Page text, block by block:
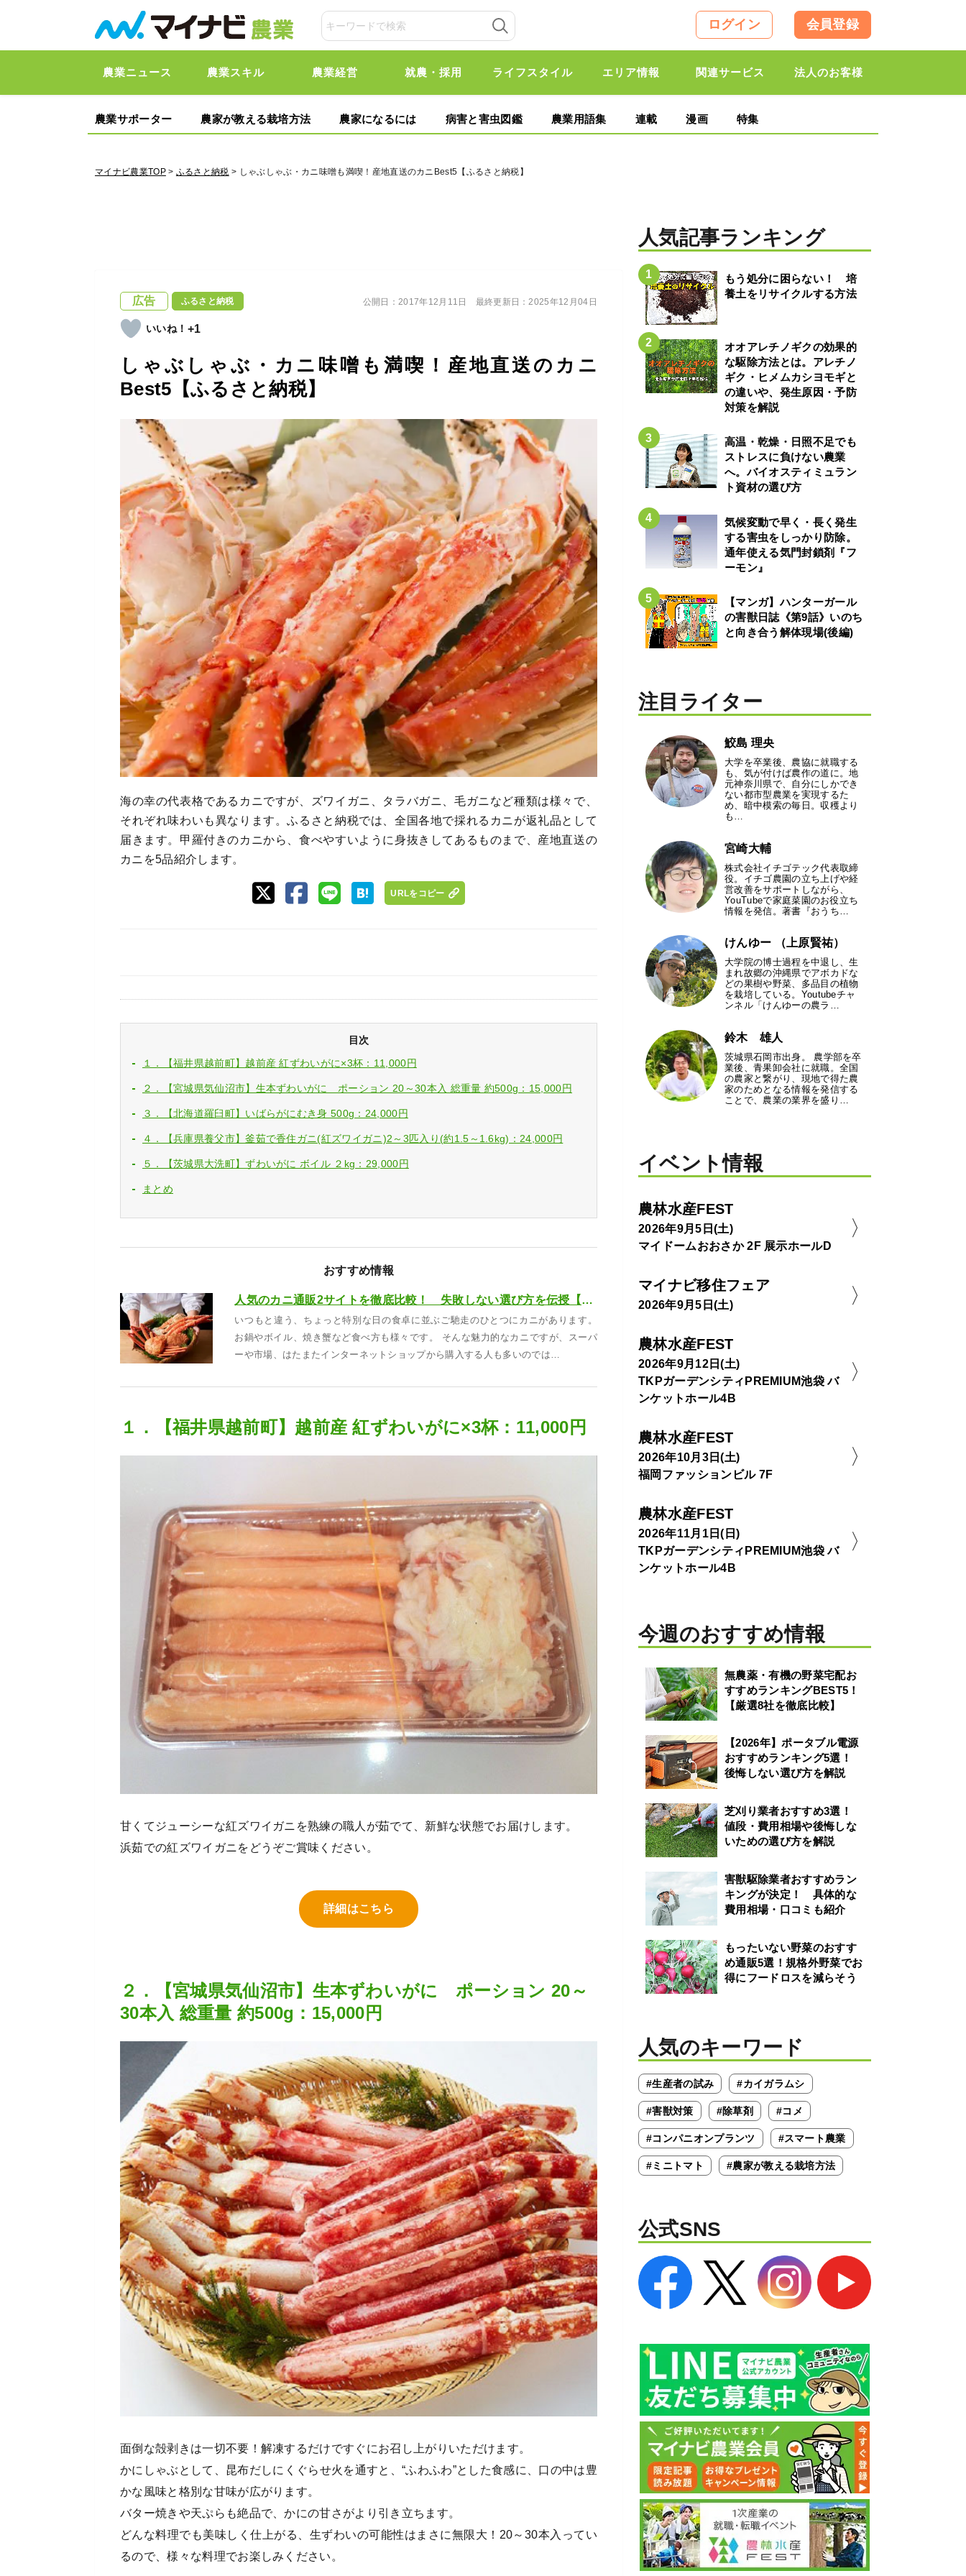
ログイン 会員登録
農業ニュース 農業スキル 農業経営 就農・採用 ライフスタイル エリア情報 関連サービス 法人のお客様
農業サポーター 農家が教える栽培方法 農家になるには 病害と害虫図鑑 農業用語集 連載 漫画 特集
マイナビ農業TOP> ふるさと納税 > しゃぶしゃぶ・カニ味噌も満喫！産地直送のカニBest5【ふるさと納税】
広告 ふるさと納税
+1
しゃぶしゃぶ・カニ味噌も満喫！産地直送のカニ
Best5【ふるさと納税】
公開日：2017年12月11日 最終更新日：2025年12月04日
海の幸の代表格であるカニですが、ズワイガニ、タラバガニ、毛ガニなど種類は様々で、
それぞれ味わいも異なります。ふるさと納税では、全国各地で採れるカニが返礼品として
届きます。甲羅付きのカニから、食べやすいように身抜きしてあるものまで、産地直送の
カニを5品紹介します。
URLをコピー
目次
１．【福井県越前町】越前産 紅ずわいがに×3杯：11,000円
２．【宮城県気仙沼市】生本ずわいがに ポーション 20～30本入 総重量 約500g：15,000円
３．【北海道羅臼町】いばらがにむき身 500g：24,000円
４．【兵庫県養父市】釜茹で香住ガニ(紅ズワイガニ)2～3匹入り(約1.5～1.6kg)：24,000円
５．【茨城県大洗町】ずわいがに ボイル ２kg：29,000円
まとめ
おすすめ情報
人気のカニ通販2サイトを徹底比較！ 失敗しない選び方を伝授【2026年更新】
いつもと違う、ちょっと特別な日の食卓に並ぶご馳走のひとつにカニがあります。
お鍋やボイル、焼き蟹など食べ方も様々です。 そんな魅力的なカニですが、スーパ
ーや市場、はたまたインターネットショップから購入する人も多いのでは…
１．【福井県越前町】越前産 紅ずわいがに×3杯：11,000円
甘くてジューシーな紅ズワイガニを熟練の職人が茹でて、新鮮な状態でお届けします。
浜茹での紅ズワイガニをどうぞご賞味ください。
詳細はこちら
２．【宮城県気仙沼市】生本ずわいがに ポーション 20～
30本入 総重量 約500g：15,000円
面倒な殻剥きは一切不要！解凍するだけですぐにお召し上がりいただけます。
かにしゃぶとして、昆布だしにくぐらせ火を通すと、“ふわふわ”とした食感に、口の中は豊
かな風味と格別な甘味が広がります。
バター焼きや天ぷらも絶品で、かにの甘さがより引き立ちます。
どんな料理でも美味しく仕上がる、生ずわいの可能性はまさに無限大！20～30本入ってい
るので、様々な料理でお楽しみください。
人気記事ランキング
もう処分に困らない！ 培
養土をリサイクルする方法
オオアレチノギクの効果的
な駆除方法とは。アレチノ
ギク・ヒメムカシヨモギと
の違いや、発生原因・予防
対策を解説
高温・乾燥・日照不足でも
ストレスに負けない農業
へ。バイオスティミュラン
ト資材の選び方
気候変動で早く・長く発生
する害虫をしっかり防除。
通年使える気門封鎖剤『フ
ーモン』
【マンガ】ハンターガール
の害獣日誌《第9話》いのち
と向き合う解体現場(後編)
注目ライター
鮫島 理央
大学を卒業後、農協に就職する
も、気が付けば農作の道に。地
元神奈川県で、自分にしかでき
ない都市型農業を実現するた
め、暗中模索の毎日。収穫より
も…
宮崎大輔
株式会社イチゴテック代表取締
役。イチゴ農園の立ち上げや経
営改善をサポートしながら、
YouTubeで家庭菜園のお役立ち
情報を発信。著書『おうち…
けんゆー （上原賢祐）
大学院の博士過程を中退し、生
まれ故郷の沖縄県でアボカドな
どの果樹や野菜、多品目の植物
を栽培している。Youtubeチャ
ンネル「けんゆーの農ラ…
鈴木 雄人
茨城県石岡市出身。 農学部を卒
業後、青果卸会社に就職。全国
の農家と繋がり、現地で得た農
家のためとなる情報を発信する
ことで、農業の業界を盛り…
イベント情報
農林水産FEST
2026年9月5日(土)
マイドームおおさか 2F 展示ホールD
マイナビ移住フェア
2026年9月5日(土)
農林水産FEST
2026年9月12日(土)
TKPガーデンシティPREMIUM池袋 バ
ンケットホール4B
農林水産FEST
2026年10月3日(土)
福岡ファッションビル 7F
農林水産FEST
2026年11月1日(日)
TKPガーデンシティPREMIUM池袋 バ
ンケットホール4B
今週のおすすめ情報
無農薬・有機の野菜宅配お
すすめランキングBEST5！
【厳選8社を徹底比較】
【2026年】ポータブル電源
おすすめランキング5選！
後悔しない選び方を解説
芝刈り業者おすすめ3選！
値段・費用相場や後悔しな
いための選び方を解説
害獣駆除業者おすすめラン
キングが決定！ 具体的な
費用相場・口コミも紹介
もったいない野菜のおすす
め通販5選！規格外野菜でお
得にフードロスを減らそう
人気のキーワード
#生産者の試み #カイガラムシ
#害獣対策 #除草剤 #コメ
#コンパニオンプランツ #スマート農業
#ミニトマト #農家が教える栽培方法
公式SNS